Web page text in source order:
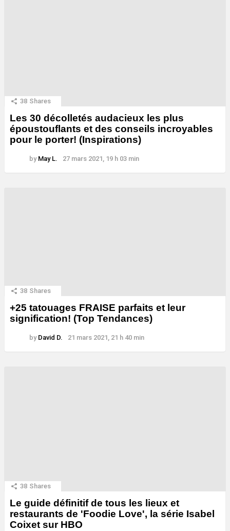
38 Shares
Les 30 décolletés audacieux les plus
époustouflants et des conseils incroyables
pour le porter! (Inspirations)
by May L. 27 mars 2021, 19 h 03 min
38 Shares
+25 tatouages ​​FRAISE parfaits et leur
signification! (Top Tendances)
by David D. 21 mars 2021, 21 h 40 min
38 Shares
Le guide définitif de tous les lieux et
restaurants de 'Foodie Love', la série Isabel
Coixet sur HBO